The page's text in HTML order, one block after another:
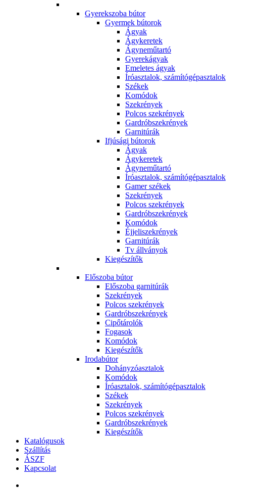
Gyerekszoba bútor
Gyermek bútorok
Ágyak
Ágykeretek
Ágyneműtartó
Gyerekágyak
Emeletes ágyak
Íróasztalok, számítógépasztalok
Székek
Komódok
Szekrények
Polcos szekrények
Gardróbszekrények
Garnitúrák
Ifjúsági bútorok
Ágyak
Ágykeretek
Ágyneműtartó
Íróasztalok, számítógépasztalok
Gamer székek
Szekrények
Polcos szekrények
Gardróbszekrények
Komódok
Éjjeliszekrények
Garnitúrák
Tv állványok
Kiegészítők
Előszoba bútor
Előszoba garnitúrák
Szekrények
Polcos szekrények
Gardróbszekrények
Cipőtárolók
Fogasok
Komódok
Kiegészítők
Irodabútor
Dohányzóasztalok
Komódok
Íróasztalok, számítógépasztalok
Székek
Szekrények
Polcos szekrények
Gardróbszekrények
Kiegészítők
Katalógusok
Szállítás
ÁSZF
Kapcsolat